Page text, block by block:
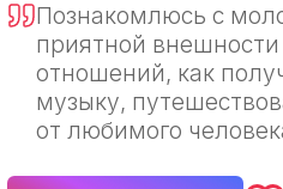
Познакомлюсь с
приятной
отношений, как
музыку,
от любимого